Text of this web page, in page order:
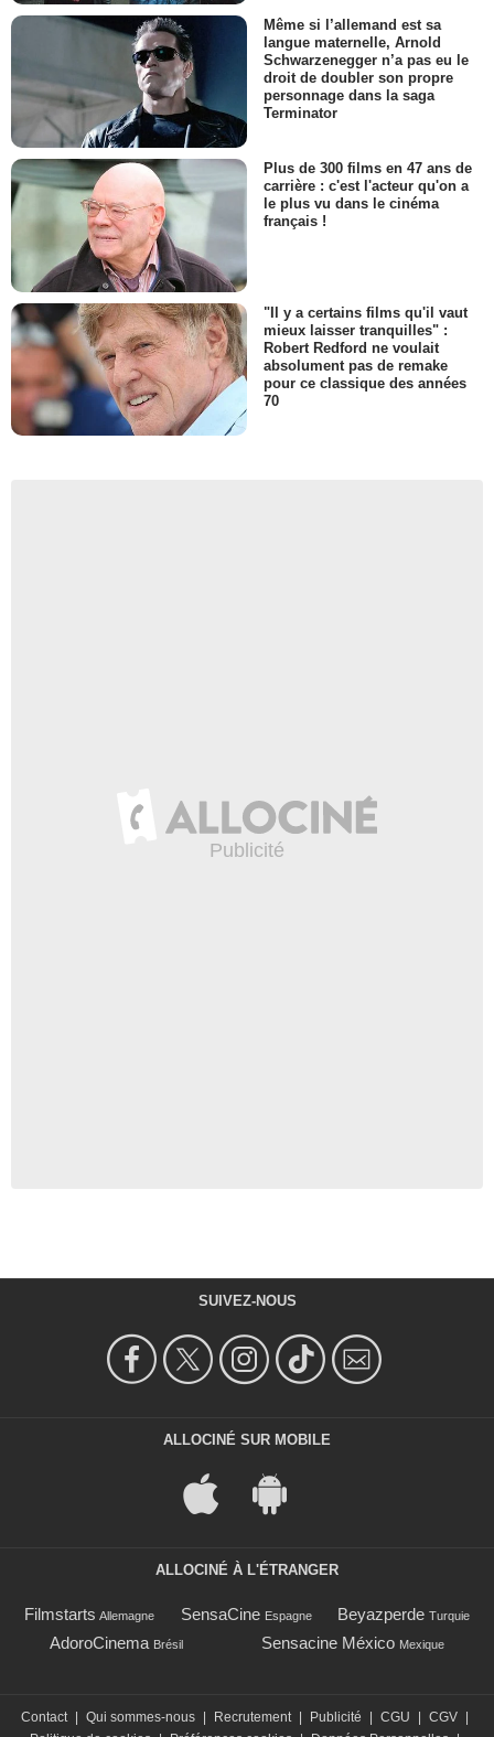
Même si l’allemand est sa
langue maternelle, Arnold
Schwarzenegger n’a pas eu le
droit de doubler son propre
personnage dans la saga
Terminator
Plus de 300 films en 47 ans de
carrière : c'est l'acteur qu'on a
le plus vu dans le cinéma
français !
"Il y a certains films qu'il vaut
mieux laisser tranquilles" :
Robert Redford ne voulait
absolument pas de remake
pour ce classique des années
70
SUIVEZ-NOUS
ALLOCINÉ SUR MOBILE
ALLOCINÉ À L'ÉTRANGER
Filmstarts Allemagne SensaCine Espagne Beyazperde Turquie
AdoroCinema Brésil Sensacine México Mexique
Contact | Qui sommes-nous | Recrutement | Publicité | CGU | CGV |